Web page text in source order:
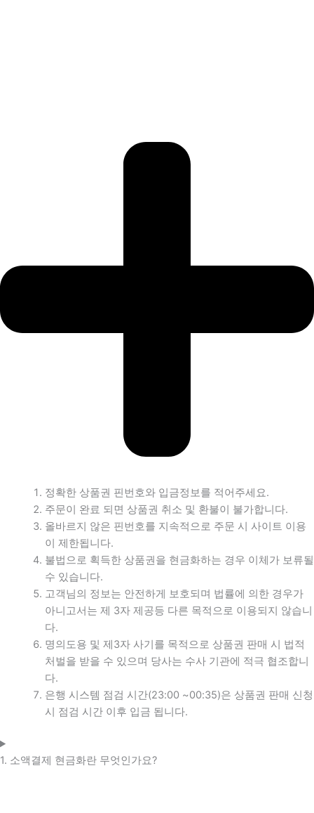
정확한 상품권 핀번호와 입금정보를 적어주세요.
주문이 완료 되면 상품권 취소 및 환불이 불가합니다.
올바르지 않은 핀번호를 지속적으로 주문 시 사이트 이용
이 제한됩니다.
불법으로 획득한 상품권을 현금화하는 경우 이체가 보류될
수 있습니다.
고객님의 정보는 안전하게 보호되며 법률에 의한 경우가
아니고서는 제 3자 제공등 다른 목적으로 이용되지 않습니
다.
명의도용 및 제3자 사기를 목적으로 상품권 판매 시 법적
처벌을 받을 수 있으며 당사는 수사 기관에 적극 협조합니
다.
은행 시스템 점검 시간(23:00 ~00:35)은 상품권 판매 신청
시 점검 시간 이후 입금 됩니다.
1. 소액결제 현금화란 무엇인가요?